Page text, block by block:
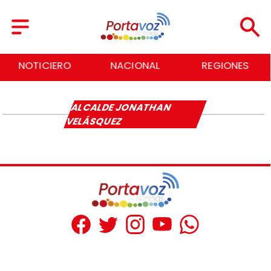
NOTICIERO NACIONAL REGIONES
ALCALDE JONATHAN
VELÁSQUEZ